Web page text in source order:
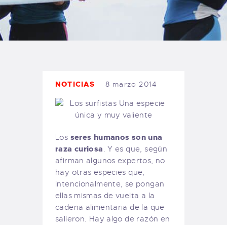
TIENDA FAMILY SURFERS
WEBCAM SALINAS
PEDIDOS
NOTICIAS 8 marzo 2014
Los seres humanos son una
raza curiosa . Y es que, según
afirman algunos expertos, no
hay otras especies que,
intencionalmente, se pongan
ellas mismas de vuelta a la
cadena alimentaria de la que
salieron. Hay algo de razón en